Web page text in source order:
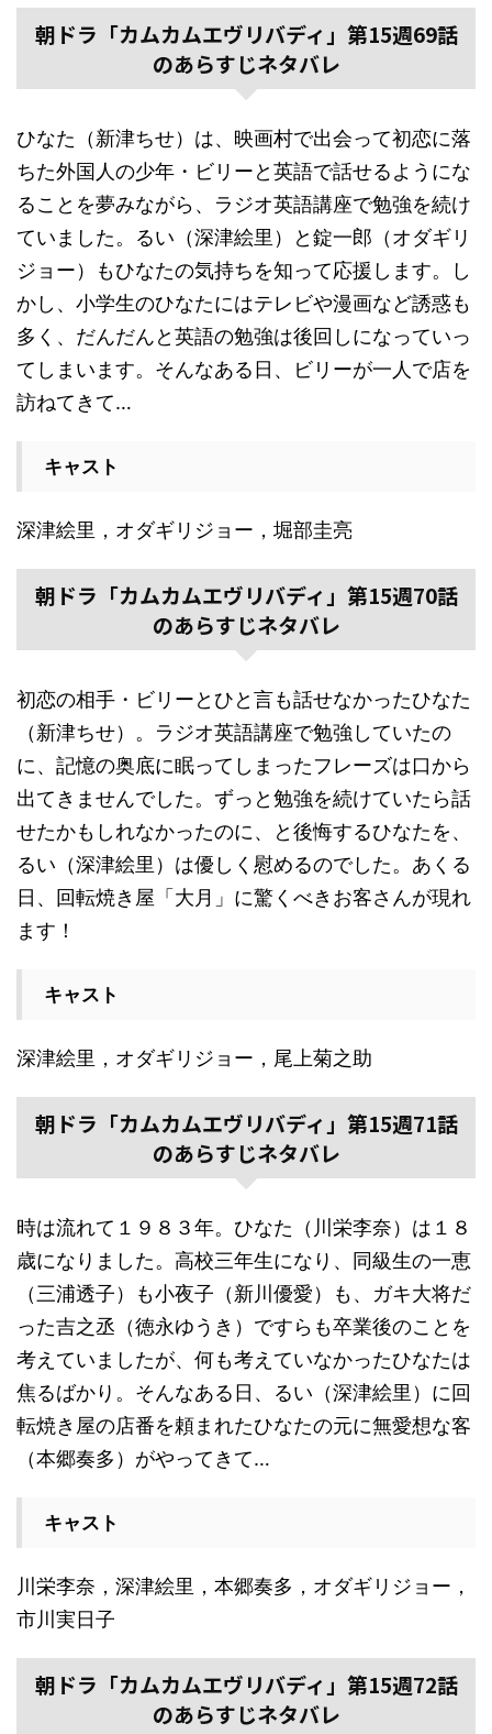
朝ドラ「カムカムエヴリバディ」第15週69話
のあらすじネタバレ
ひなた（新津ちせ）は、映画村で出会って初恋に落
ちた外国人の少年・ビリーと英語で話せるようにな
ることを夢みながら、ラジオ英語講座で勉強を続け
ていました。るい（深津絵里）と錠一郎（オダギリ
ジョー）もひなたの気持ちを知って応援します。し
かし、小学生のひなたにはテレビや漫画など誘惑も
多く、だんだんと英語の勉強は後回しになっていっ
てしまいます。そんなある日、ビリーが一人で店を
訪ねてきて…
キャスト
深津絵里，オダギリジョー，堀部圭亮
朝ドラ「カムカムエヴリバディ」第15週70話
のあらすじネタバレ
初恋の相手・ビリーとひと言も話せなかったひなた
（新津ちせ）。ラジオ英語講座で勉強していたの
に、記憶の奥底に眠ってしまったフレーズは口から
出てきませんでした。ずっと勉強を続けていたら話
せたかもしれなかったのに、と後悔するひなたを、
るい（深津絵里）は優しく慰めるのでした。あくる
日、回転焼き屋「大月」に驚くべきお客さんが現れ
ます！
キャスト
深津絵里，オダギリジョー，尾上菊之助
朝ドラ「カムカムエヴリバディ」第15週71話
のあらすじネタバレ
時は流れて１９８３年。ひなた（川栄李奈）は１８
歳になりました。高校三年生になり、同級生の一恵
（三浦透子）も小夜子（新川優愛）も、ガキ大将だ
った吉之丞（徳永ゆうき）ですらも卒業後のことを
考えていましたが、何も考えていなかったひなたは
焦るばかり。そんなある日、るい（深津絵里）に回
転焼き屋の店番を頼まれたひなたの元に無愛想な客
（本郷奏多）がやってきて…
キャスト
川栄李奈，深津絵里，本郷奏多，オダギリジョー，
市川実日子
朝ドラ「カムカムエヴリバディ」第15週72話
のあらすじネタバレ